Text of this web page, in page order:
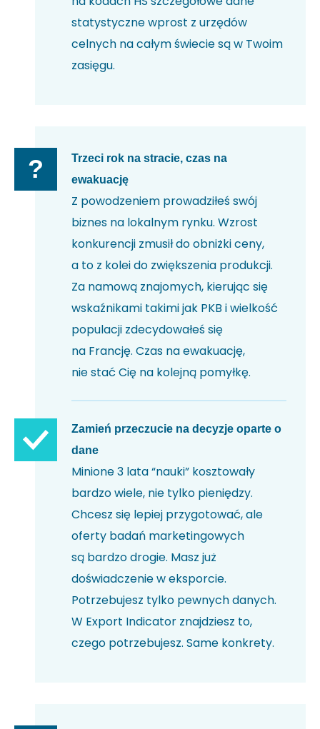
statystyczne wprost z urzędów
celnych na całym świecie są w Twoim
zasięgu.
?
Trzeci rok na stracie, czas na
ewakuację
Z powodzeniem prowadziłeś swój
biznes na lokalnym rynku. Wzrost
konkurencji zmusił do obniżki ceny,
a to z kolei do zwiększenia produkcji.
Za namową znajomych, kierując się
wskaźnikami takimi jak PKB i wielkość
populacji zdecydowałeś się
na Francję. Czas na ewakuację,
nie stać Cię na kolejną pomyłkę.
Zamień przeczucie na decyzje oparte o
dane
Minione 3 lata “nauki” kosztowały
bardzo wiele, nie tylko pieniędzy.
Chcesz się lepiej przygotować, ale
oferty badań marketingowych
są bardzo drogie. Masz już
doświadczenie w eksporcie.
Potrzebujesz tylko pewnych danych.
W Export Indicator znajdziesz to,
czego potrzebujesz. Same konkrety.